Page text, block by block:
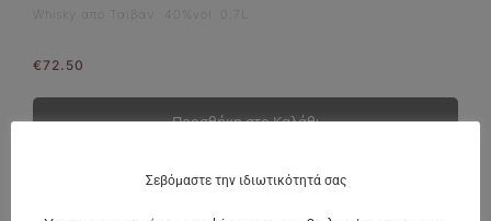
Whisky από Ταϊβάν 40%vol 0,7L
€72.50
Προσθήκη στο Καλάθι
Σεβόμαστε την ιδιωτικότητά σας